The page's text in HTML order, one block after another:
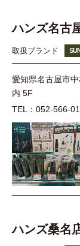
ハンズ名古
取扱ブランド
愛知県名古屋市
内 5F
TEL：052-566-
ハンズ桑名